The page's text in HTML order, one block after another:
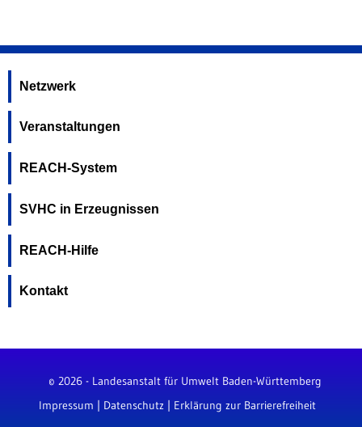
Netzwerk
Veranstaltungen
REACH-System
SVHC in Erzeugnissen
REACH-Hilfe
Kontakt
© 2026 - Landesanstalt für Umwelt Baden-Württemberg
Impressum
Datenschutz| Erklärung zur Barrierefreiheit